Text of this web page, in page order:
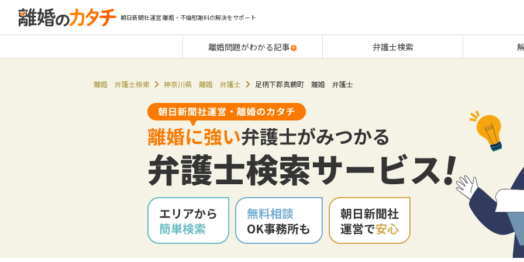
朝日新聞社運営 離婚・不倫慰謝料の解決をサポート
離婚問題がわかる記事 弁護士検索
離婚 弁護士検索 神奈川県 離婚 弁護士 足柄下郡真鶴町 離婚 弁護士